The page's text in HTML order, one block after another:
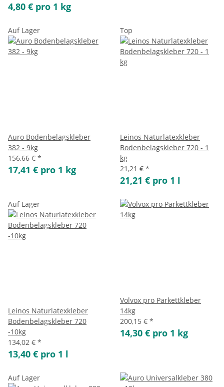
4,80 € pro 1 kg
Auf Lager
Auro Bodenbelagskleber
382 - 9kg
156,66 € *
17,41 € pro 1 kg
Top
Leinos Naturlatexkleber
Bodenbelagskleber 720 - 1
kg
21,21 € *
21,21 € pro 1 l
Auf Lager
Leinos Naturlatexkleber
Bodenbelagskleber 720
-10kg
134,02 € *
13,40 € pro 1 l
Volvox pro Parkettkleber
14kg
200,15 € *
14,30 € pro 1 kg
Auf Lager